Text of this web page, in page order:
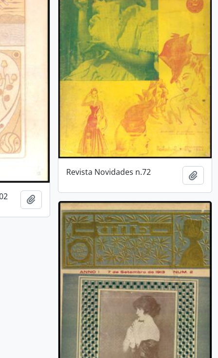
Revista Novidades n.72
Añadir al portapapeles